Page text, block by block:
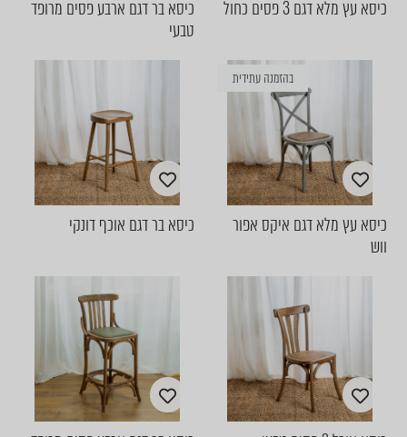
כיסא עץ מלא דגם 3 פסים כחול
כיסא בר דגם ארבע פסים מרופד
טבעי
בהזמנה עתידית
כיסא עץ מלא דגם איקס אפור
ווש
כיסא בר דגם אוכף דונקי